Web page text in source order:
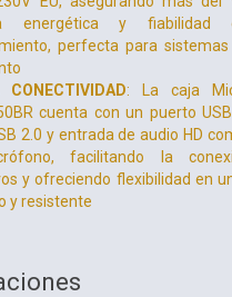
energética y
perfecta para
CONECTIVIDAD: La caja
cuenta con un puerto
2.0 y entrada de audio HD
facilitando la
y ofreciendo flexibilidad en
y resistente